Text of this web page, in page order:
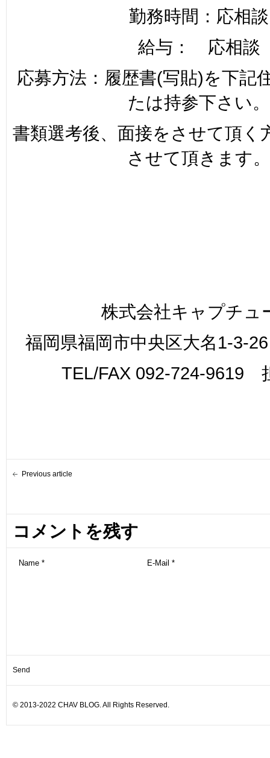
勤務時間：応相談
給与： 応相談
応募方法：履歴書(写貼)を下記
たは持参下さい。
書類選考後、面接をさせて頂く
させて頂きます。
株式会社キャプチュ
福岡県福岡市中央区大名1-3-
TEL/FAX 092-724-9619
Previous article
コメントを残す
© 2013-2022 CHAV BLOG. All Rights Reserved.